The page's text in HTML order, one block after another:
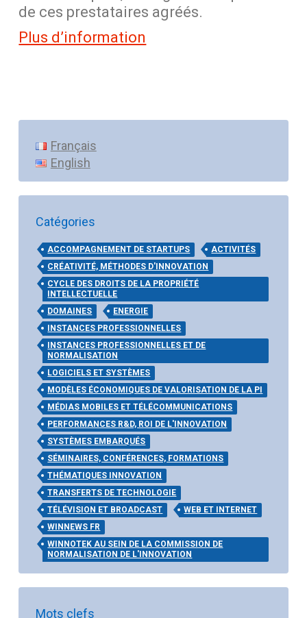
de ces prestataires agréés.
Plus d’information
Français
English
Catégories
ACCOMPAGNEMENT DE STARTUPS
ACTIVITÉS
CRÉATIVITÉ, MÉTHODES D'INNOVATION
CYCLE DES DROITS DE LA PROPRIÉTÉ
INTELLECTUELLE
DOMAINES
ENERGIE
INSTANCES PROFESSIONNELLES
INSTANCES PROFESSIONNELLES ET DE
NORMALISATION
LOGICIELS ET SYSTÈMES
MODÈLES ÉCONOMIQUES DE VALORISATION DE LA PI
MÉDIAS MOBILES ET TÉLÉCOMMUNICATIONS
PERFORMANCES R&D, ROI DE L'INNOVATION
SYSTÈMES EMBARQUÉS
SÉMINAIRES, CONFÉRENCES, FORMATIONS
THÉMATIQUES INNOVATION
TRANSFERTS DE TECHNOLOGIE
TÉLÉVISION ET BROADCAST
WEB ET INTERNET
WINNEWS FR
WINNOTEK AU SEIN DE LA COMMISSION DE
NORMALISATION DE L'INNOVATION
Mots clefs